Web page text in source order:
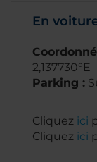
En
2,137730°E
Parking :
Cliquez ici
Cliquez ici